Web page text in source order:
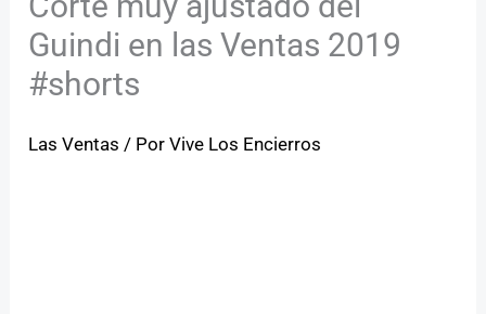
Guindi en las Ventas 2019
#shorts
Las Ventas / PorVive Los Encierros